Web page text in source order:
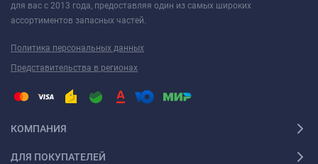
для вас с 2013 года, предоставляя один из самых широких
ассортиментов запасных частей.
Политика персональных данных
Представительства в регионах
КОМПАНИЯ
ДЛЯ ПОКУПАТЕЛЕЙ